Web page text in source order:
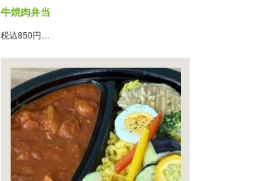
牛焼肉弁当
税込850円…